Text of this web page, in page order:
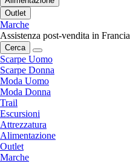
Outlet
Marche
Assistenza post-vendita in Francia
Cerca
Scarpe Uomo
Scarpe Donna
Moda Uomo
Moda Donna
Trail
Escursioni
Attrezzatura
Alimentazione
Outlet
Marche